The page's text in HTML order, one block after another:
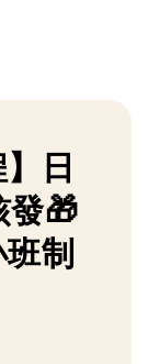
日
發🎁
制